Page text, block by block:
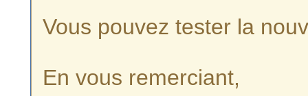
Vous pouvez tester la
En vous remerciant,